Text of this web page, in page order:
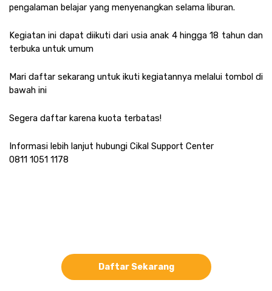
pengalaman belajar yang menyenangkan selama liburan.
Kegiatan ini dapat diikuti dari usia anak 4 hingga 18 tahun dan
terbuka untuk umum
Mari daftar sekarang untuk ikuti kegiatannya melalui tombol di
bawah ini
Segera daftar karena kuota terbatas!
Informasi lebih lanjut hubungi Cikal Support Center
0811 1051 1178
Daftar Sekarang